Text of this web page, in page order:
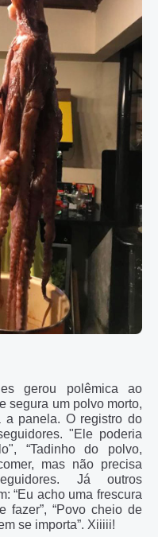
gerou polêmica ao
segura um polvo morto,
panela. O registro do
"Ele poderia
“Tadinho do polvo,
mas não precisa
Já outros
“Eu acho uma frescura
fazer”, “Povo cheio de
se importa”. Xiiiii!